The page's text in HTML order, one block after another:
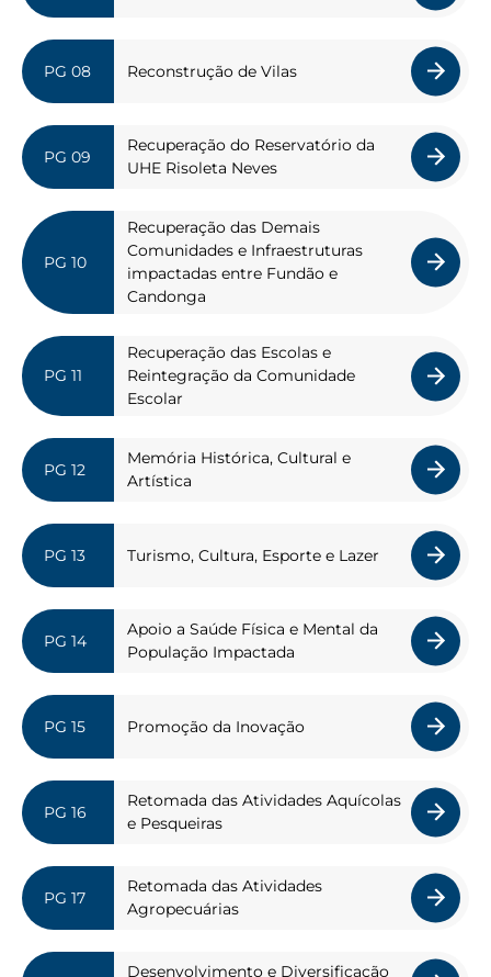
Reconstrução de Vilas
Recuperação do Reservatório da
UHE Risoleta Neves
Recuperação das Demais
Comunidades e Infraestruturas
impactadas entre Fundão e
Candonga
Recuperação das Escolas e
Reintegração da Comunidade
Escolar
Memória Histórica, Cultural e
Artística
Turismo, Cultura, Esporte e Lazer
Apoio a Saúde Física e Mental da
População Impactada
Promoção da Inovação
Retomada das Atividades Aquícolas
e Pesqueiras
Retomada das Atividades
Agropecuárias
Desenvolvimento e Diversificação